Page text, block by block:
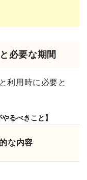
必要な期間
利用時に必要と
るべきこと】
な内容